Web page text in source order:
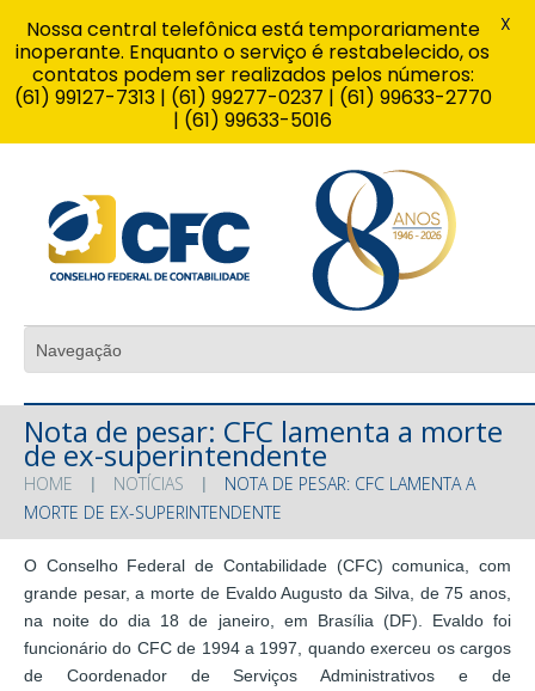
Nota de pesar: CFC lamenta a morte
de ex-superintendente
HOME NOTÍCIAS
NOTA DE PESAR: CFC LAMENTA A
MORTE DE EX-SUPERINTENDENTE
O Conselho Federal de Contabilidade (CFC) comunica, com
grande pesar, a morte de Evaldo Augusto da Silva, de 75 anos,
na noite do dia 18 de janeiro, em Brasília (DF). Evaldo foi
funcionário do CFC de 1994 a 1997, quando exerceu os cargos
de Coordenador de Serviços Administrativos e de
Nossa central telefônica está temporariamente
inoperante. Enquanto o serviço é restabelecido, os
contatos podem ser realizados pelos números:
(61) 99127-7313 | (61) 99277-0237 | (61) 99633-2770
| (61) 99633-5016
X